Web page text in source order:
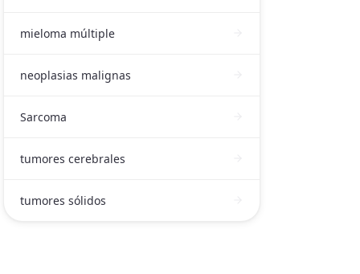
mieloma múltiple
neoplasias malignas
Sarcoma
tumores cerebrales
tumores sólidos